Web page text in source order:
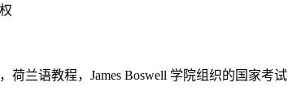
荷兰语教程，James Boswell 学院组织的国家考试